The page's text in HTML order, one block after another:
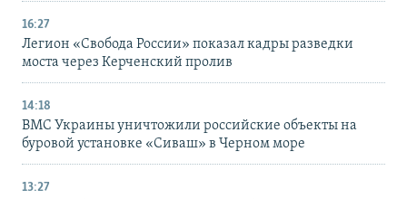
16:27
Легион «Свобода России» показал кадры разведки
моста через Керченский пролив
14:18
ВМС Украины уничтожили российские объекты на
буровой установке «Сиваш» в Черном море
13:27